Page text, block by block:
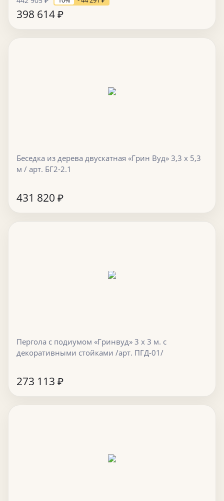
398 614₽
Беседка из дерева двускатная «Грин Вуд» 3,3 х 5,3
м / арт. БГ2-2.1
431 820 ₽
Пергола с подиумом «Гринвуд» 3 х 3 м. с
декоративными стойками /арт. ПГД-01/
273 113 ₽